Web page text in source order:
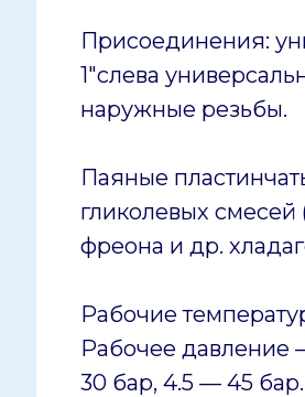
Присоединения:
1"слева
наружные резьбы.
Паяные
гликолевых смесей
фреона и др.
Рабочие
Рабочее давление
30 бар, 4.5 — 45 бар.